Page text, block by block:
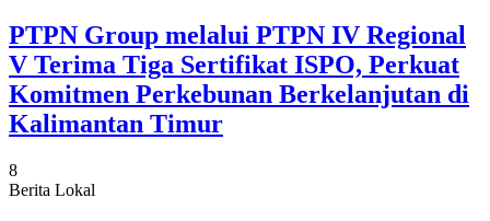
PTPN Group melalui PTPN IV Regional
V Terima Tiga Sertifikat ISPO, Perkuat
Komitmen Perkebunan Berkelanjutan di
Kalimantan Timur
8
Berita Lokal